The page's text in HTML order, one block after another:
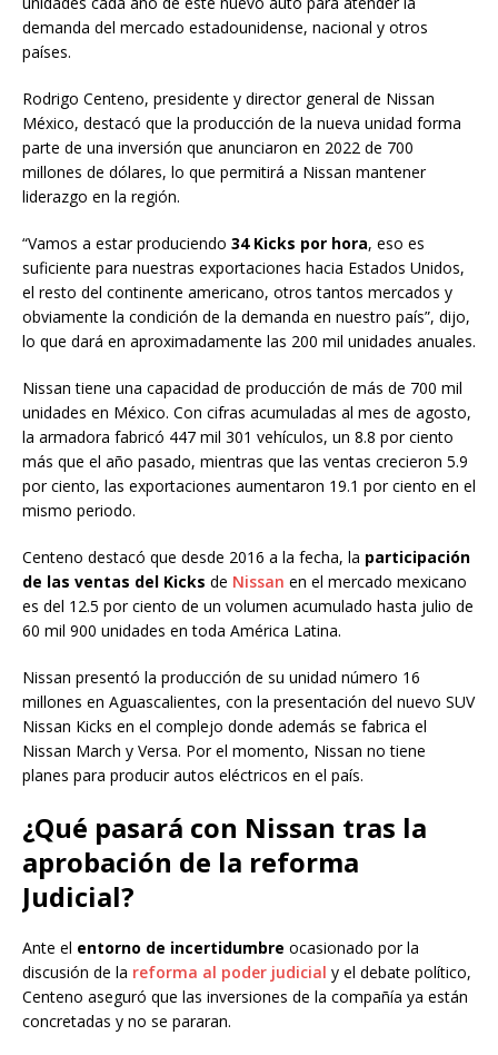
demanda del mercado estadounidense, nacional y otros
países.
Rodrigo Centeno, presidente y director general de Nissan
México, destacó que la producción de la nueva unidad forma
parte de una inversión que anunciaron en 2022 de 700
millones de dólares, lo que permitirá a Nissan mantener
liderazgo en la región.
“Vamos a estar produciendo 34 Kicks por hora, eso es
suficiente para nuestras exportaciones hacia Estados Unidos,
el resto del continente americano, otros tantos mercados y
obviamente la condición de la demanda en nuestro país”, dijo,
lo que dará en aproximadamente las 200 mil unidades anuales.
Nissan tiene una capacidad de producción de más de 700 mil
unidades en México. Con cifras acumuladas al mes de agosto,
la armadora fabricó 447 mil 301 vehículos, un 8.8 por ciento
más que el año pasado, mientras que las ventas crecieron 5.9
por ciento, las exportaciones aumentaron 19.1 por ciento en el
mismo periodo.
Centeno destacó que desde 2016 a la fecha, la participación
de las ventas del Kicks de Nissan en el mercado mexicano
es del 12.5 por ciento de un volumen acumulado hasta julio de
60 mil 900 unidades en toda América Latina.
Nissan presentó la producción de su unidad número 16
millones en Aguascalientes, con la presentación del nuevo SUV
Nissan Kicks en el complejo donde además se fabrica el
Nissan March y Versa. Por el momento, Nissan no tiene
planes para producir autos eléctricos en el país.
¿Qué pasará con Nissan tras la
aprobación de la reforma
Judicial?
Ante el entorno de incertidumbre ocasionado por la
discusión de la reforma al poder judicial y el debate político,
Centeno aseguró que las inversiones de la compañía ya están
concretadas y no se pararan.